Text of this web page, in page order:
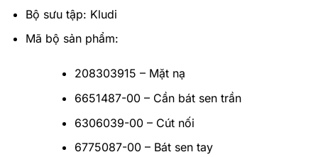
Bộ sưu tập: Kludi
Mã bộ sản phẩm:
208303915 – Mặt nạ
6651487-00 – Cần bát sen trần
6306039-00 – Cút nối
6775087-00 – Bát sen tay